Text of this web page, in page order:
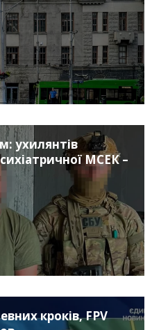
ухилянтів
МСЕК –
кроків, FPV